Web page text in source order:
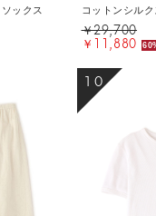
ックス
コットンシル
￥29,700
￥11,880
10